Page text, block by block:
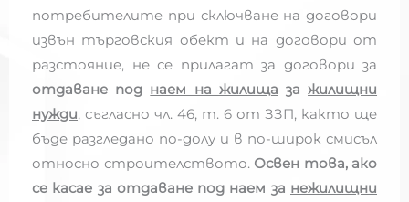
потребителите при сключване на договори
извън търговския обект и на договори от
разстояние, не се прилагат за договори за
отдаване под наем на жилища зажилищни
нужди, съгласно чл. 46, т. 6 от ЗЗП, както ще
бъде разгледано по-долу и в по-широк смисъл
относно строителството. Освен това, ако
се касае за отдаване под наем за нежилищни